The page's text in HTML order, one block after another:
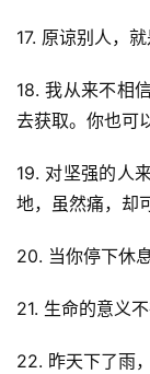
17. 原谅别人，
18. 我从来不相
去获取。你也可
19. 对坚强的人
地，虽然痛，却
20. 当你停下休
21. 生命的意义
22. 昨天下了雨